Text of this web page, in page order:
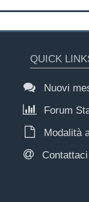
QUICK
Nuovi
Forum
Modalità
Contattaci